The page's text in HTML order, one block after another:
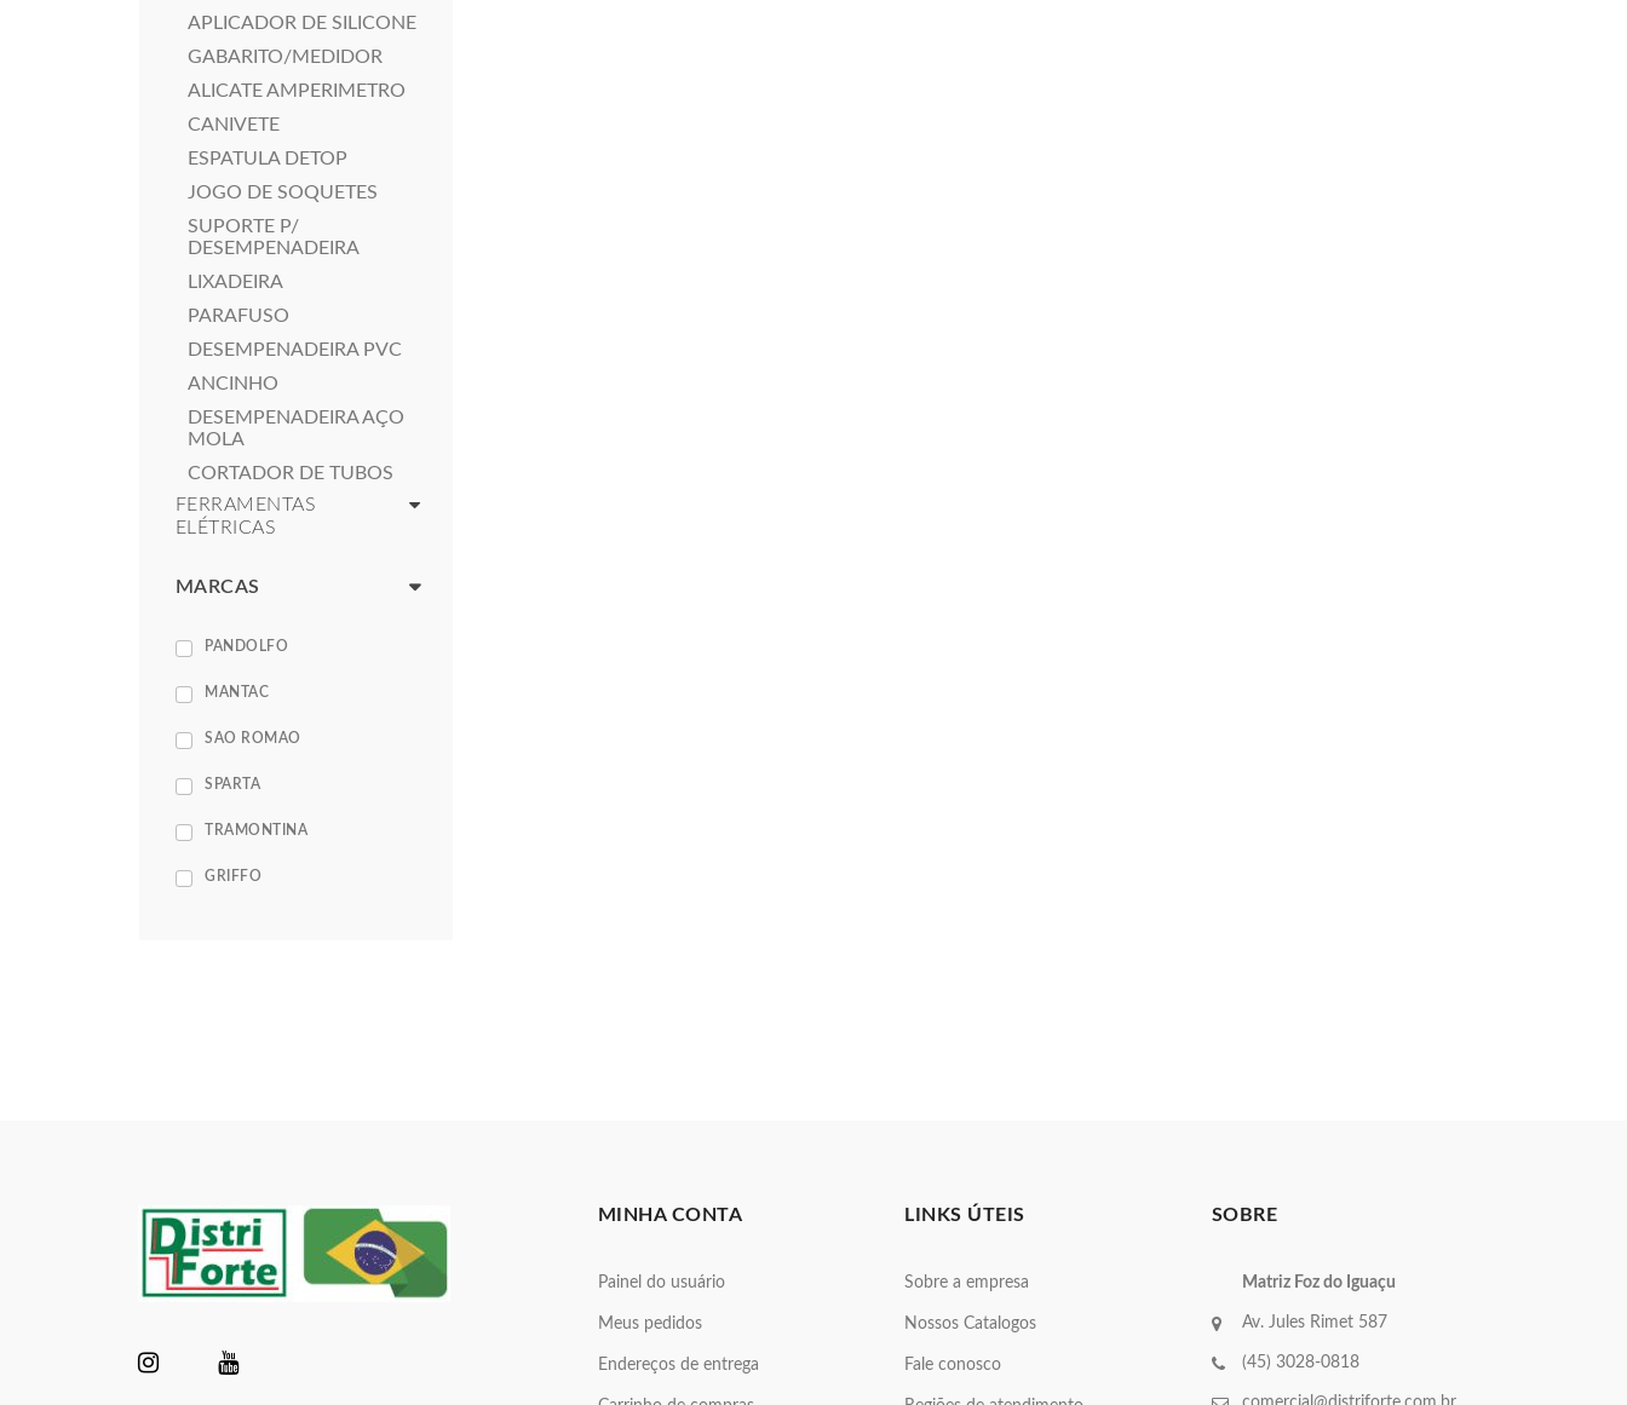
APLICADOR DE SILICONE
GABARITO/MEDIDOR
ALICATE AMPERIMETRO
CANIVETE
ESPATULA DETOP
JOGO DE SOQUETES
SUPORTE P/
DESEMPENADEIRA
LIXADEIRA
PARAFUSO
DESEMPENADEIRA PVC
ANCINHO
DESEMPENADEIRA AÇO
MOLA
CORTADOR DE TUBOS
FERRAMENTAS
ELÉTRICAS
MARCAS
PANDOLFO
MANTAC
SAO ROMAO
SPARTA
TRAMONTINA
GRIFFO
MINHA CONTA
Painel do usuário
Meus pedidos
Endereços de entrega
LINKS ÚTEIS
Sobre a empresa
Nossos Catalogos
Fale conosco
SOBRE
Matriz Foz do Iguaçu
Av. Jules Rimet 587
(45) 3028-0818